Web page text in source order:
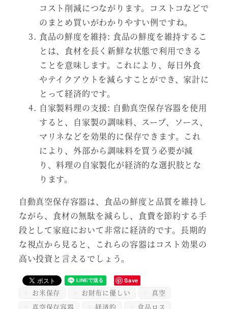
コスト削減につながります。コストコなどで
のまとめ買いがわかりやすい例ですね。
食品の鮮度を維持: 食品の鮮度を維持するこ
とは、食材を長く新鮮な状態で利用できる
ことを意味します。これにより、毎日外食
やテイクアウトを減らすことができ、家計に
とって経済的です。
自家製料理の支援: 自動真空保存容器を使用
すると、自家製の調味料、スープ、ソース、
マリネなどを効果的に保存できます。これ
により、外部から調味料を買う必要が減
り、料理の自家製化が経済的な選択肢とな
ります。
自動真空保存容器は、食品の鮮度と品質を維持し
ながら、食材の無駄を減らし、食費を節約する手
段として家庭において非常に経済的です。長期的
な視点から見ると、これらの容器はコスト効果の
高い投資と言えるでしょう。
Save
お米保存 お財布に優しい
真空
真空保存容器
経済的 食品ロス